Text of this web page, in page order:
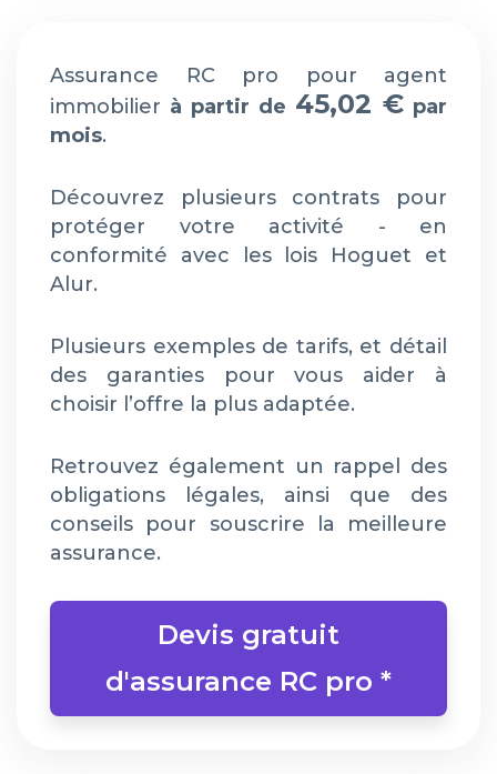
Assurance RC pro pour agent
immobilier à partir de 45,02 € par
mois.
Découvrez plusieurs contrats pour
protéger votre activité - en
conformité avec les lois Hoguet et
Alur.
Plusieurs exemples de tarifs, et détail
des garanties pour vous aider à
choisir l’offre la plus adaptée.
Retrouvez également un rappel des
obligations légales, ainsi que des
conseils pour souscrire la meilleure
assurance.
Devis gratuit
d'assurance RC pro *